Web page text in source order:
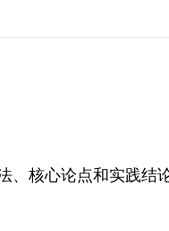
、核心论点和实践结